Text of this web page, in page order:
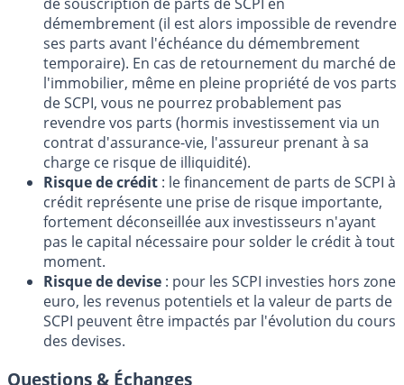
démembrement (il est alors impossible de revendre
ses parts avant l'échéance du démembrement
temporaire). En cas de retournement du marché de
l'immobilier, même en pleine propriété de vos parts
de SCPI, vous ne pourrez probablement pas
revendre vos parts (hormis investissement via un
contrat d'assurance-vie, l'assureur prenant à sa
charge ce risque de illiquidité).
Risque de crédit : le financement de parts de SCPI à
crédit représente une prise de risque importante,
fortement déconseillée aux investisseurs n'ayant
pas le capital nécessaire pour solder le crédit à tout
moment.
Risque de devise : pour les SCPI investies hors zone
euro, les revenus potentiels et la valeur de parts de
SCPI peuvent être impactés par l'évolution du cours
des devises.
Questions & Échanges